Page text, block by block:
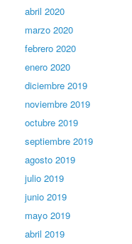
abril 2020
marzo 2020
febrero 2020
enero 2020
diciembre 2019
noviembre 2019
octubre 2019
septiembre 2019
agosto 2019
julio 2019
junio 2019
mayo 2019
abril 2019